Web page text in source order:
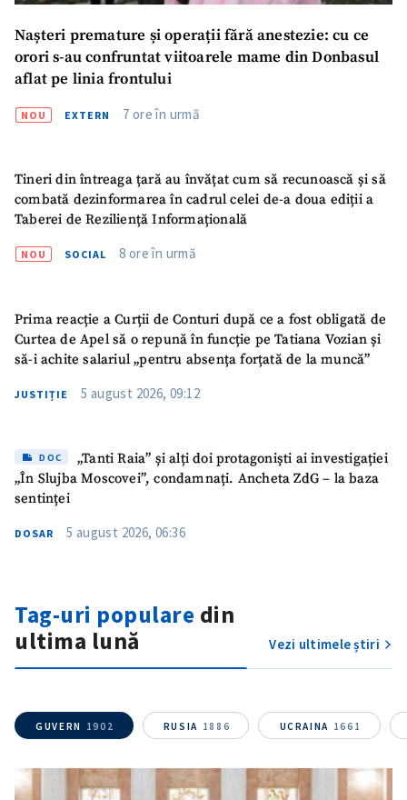
Trimite o informație Despre ZdG
in English на русском
Nașteri premature și operații fără anestezie: cu ce
orori s-au confruntat viitoarele mame din Donbasul
aflat pe linia frontului
NOU EXTERN 7 ore în urmă
Tineri din întreaga țară au învățat cum să recunoască și să
combată dezinformarea în cadrul celei de-a doua ediții a
Taberei de Reziliență Informațională
NOU SOCIAL 8 ore în urmă
Prima reacție a Curții de Conturi după ce a fost obligată de
Curtea de Apel să o repună în funcție pe Tatiana Vozian și
să-i achite salariul „pentru absența forțată de la muncă”
JUSTIȚIE 5 august 2026, 09:12
DOC
„Tanti Raia” și alți doi protagoniști ai investigației
„În Slujba Moscovei”, condamnați. Ancheta ZdG – la baza
sentinței
DOSAR 5 august 2026, 06:36
Tag-uri populare din
ultima lună
Vezi ultimele știri
GUVERN 1902 RUSIA 1886 UCRAINA 1661